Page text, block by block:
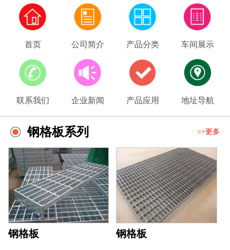
首页 公司简介 产品分类 车间展示
联系我们 企业新闻 产品应用 地址导航
钢格板系列 >>更多
钢格板 钢格板